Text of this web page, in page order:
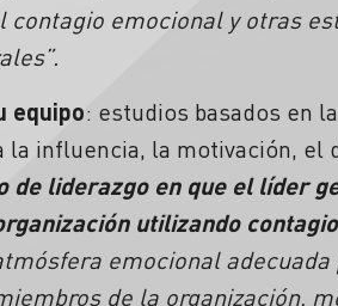
contagio emocional y otras
equipo: estudios basados en
la influencia, la motivación, el
de liderazgo en que el líder
utilizando
emocional
de la organización,